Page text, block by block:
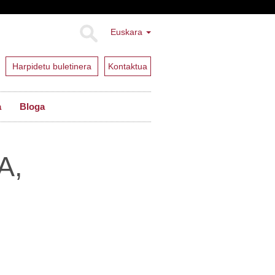
Euskara
Harpidetu buletinera Kontaktua
Bloga